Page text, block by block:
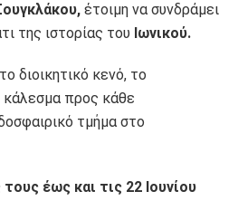
έτοιμη να συνδράμει
της ιστορίας του Ιωνικού.
διοικητικό κενό, το
κάλεσμα προς κάθε
τμήμα στο
έως και τις 22 Ιουνίου